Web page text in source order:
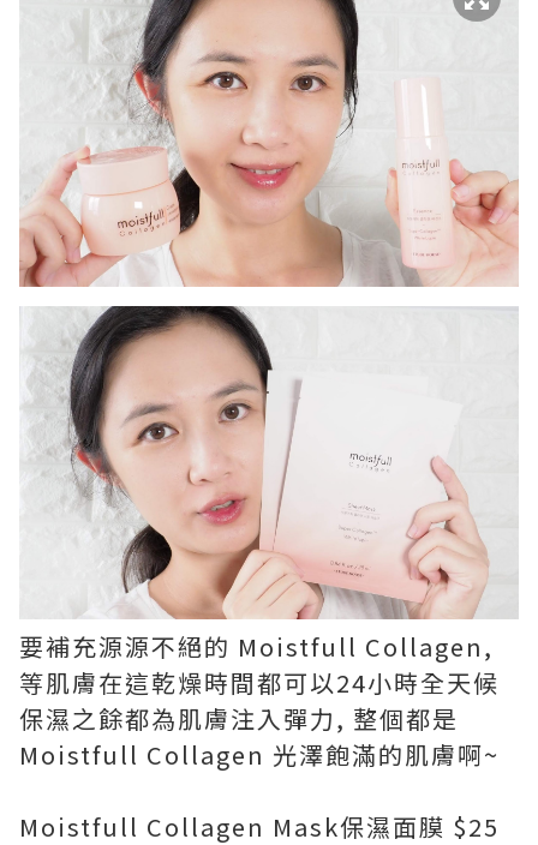
要補充源源不絕的 Moistfull Collagen,
等肌膚在這乾燥時間都可以24小時全天候
保濕之餘都為肌膚注入彈力, 整個都是
Moistfull Collagen 光澤飽滿的肌膚啊~
Moistfull Collagen Mask保濕面膜 $25